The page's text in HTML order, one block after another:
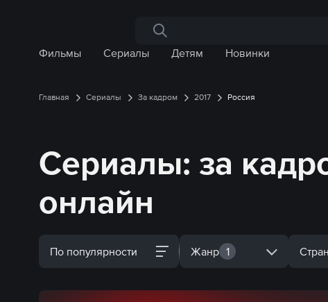
Поиск по сайту
Фильмы
Сериалы Детям Новинки
Главная Сериалы За кадром 2017 Россия
Сериалы: за
онлайн
По популярности Жанр 1